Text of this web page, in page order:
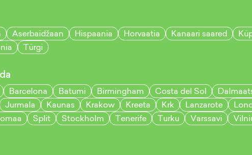
Aserbaidžaan Hispaania Horvaatia Kanaari saared
Türgi
Barcelona Batumi Birmingham Costa del Sol
Jurmala Kaunas Krakow Kreeta Krk Lanzarote
Split Stockholm Tenerife Turku Varssavi